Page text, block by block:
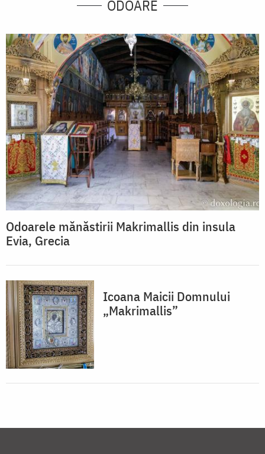
ODOARE
Odoarele mănăstirii Makrimallis din insula
Evia, Grecia
Icoana Maicii Domnului
„Makrimallis”